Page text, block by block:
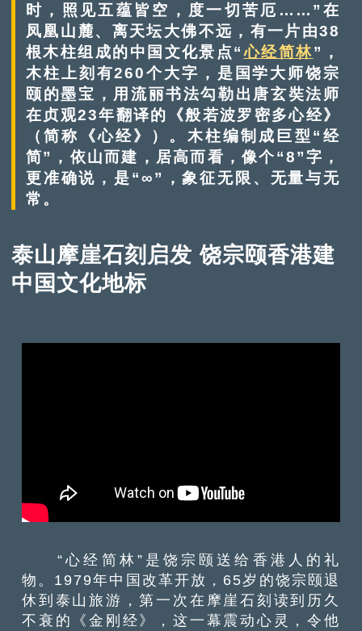
时，照见五蕴皆空，度一切苦厄……”在
凤凰山麓、离天坛大佛不远，有一片由38
根木柱组成的中国文化景点“心经简林”，
木柱上刻有260个大字，是国学大师饶宗
颐的墨宝，用流丽书法勾勒出唐玄奘法师
在贞观23年翻译的《般若波罗密多心经》
（简称《心经》）。木柱编制成巨型“经
简”，依山而建，居高而看，像个“8”字，
更准确说，是“∞”，象征无限、无量与无
常。
泰山摩崖石刻启发 饶宗颐香港建
中国文化地标
“心经简林”是饶宗颐送给香港人的礼
物。1979年中国改革开放，65岁的饶宗颐退
休到泰山旅游，第一次在摩崖石刻读到历久
不衰的《金刚经》，这一幕震动心灵，令他